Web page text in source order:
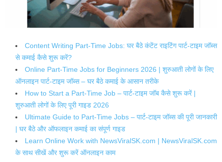
Content Writing Part-Time Jobs: घर बैठे कंटेंट राइटिंग पार्ट-टाइम जॉब्स
से कमाई कैसे शुरू करें?
Online Part-Time Jobs for Beginners 2026 | शुरुआती लोगों के लिए
ऑनलाइन पार्ट-टाइम जॉब्स – घर बैठे कमाई के आसान तरीके
How to Start a Part-Time Job – पार्ट-टाइम जॉब कैसे शुरू करें |
शुरुआती लोगों के लिए पूरी गाइड 2026
Ultimate Guide to Part-Time Jobs – पार्ट-टाइम जॉब्स की पूरी जानकारी
| घर बैठे और ऑफलाइन कमाई का संपूर्ण गाइड
Learn Online Work with NewsViralSK.com | NewsViralSK.com
के साथ सीखें और शुरू करें ऑनलाइन काम